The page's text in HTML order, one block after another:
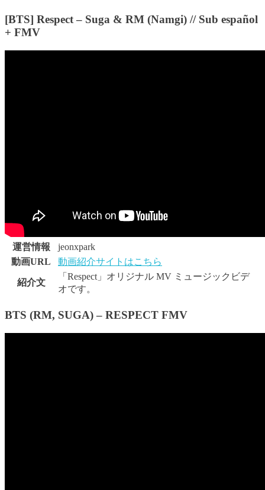
[BTS] Respect – Suga & RM (Namgi) // Sub español
+ FMV
運営情報
jeonxpark
動画URL
動画紹介サイトはこちら
紹介文
「Respect」オリジナル MV ミュージックビデ
オです。
BTS (RM, SUGA) – RESPECT FMV